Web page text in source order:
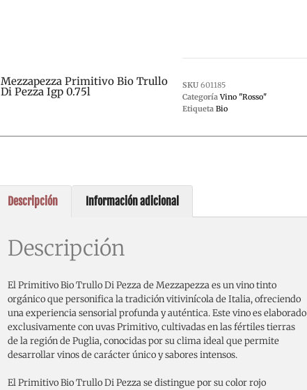
Mezzapezza Primitivo Bio Trullo
Di Pezza Igp 0.75l SKU 601185
Categoría Vino "Rosso"
Etiqueta Bio
Descripción Información adicional
Descripción
El Primitivo Bio Trullo Di Pezza de Mezzapezza es un vino tinto
orgánico que personifica la tradición vitivinícola de Italia, ofreciendo
una experiencia sensorial profunda y auténtica. Este vino es elaborado
exclusivamente con uvas Primitivo, cultivadas en las fértiles tierras
de la región de Puglia, conocidas por su clima ideal que permite
desarrollar vinos de carácter único y sabores intensos.
El Primitivo Bio Trullo Di Pezza se distingue por su color rojo